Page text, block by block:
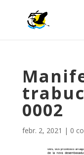
0002
febr. 2, 2021 | 0